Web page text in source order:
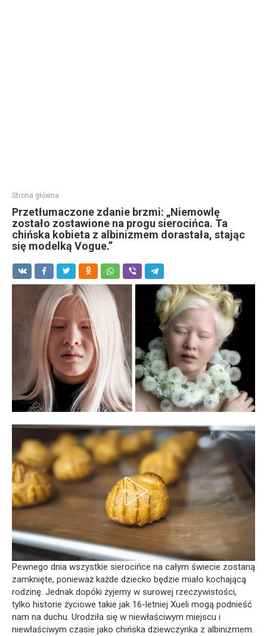
Strona główna
Przetłumaczone zdanie brzmi: „Niemowlę
zostało zostawione na progu sierocińca. Ta
chińska kobieta z albinizmem dorastała, stając
się modelką Vogue.”
Pewnego dnia wszystkie sierocińce na całym świecie zostaną
zamknięte, ponieważ każde dziecko będzie miało kochającą
rodzinę. Jednak dopóki żyjemy w surowej rzeczywistości,
tylko historie życiowe takie jak 16-letniej Xueli mogą podnieść
nam na duchu. Urodziła się w niewłaściwym miejscu i
niewłaściwym czasie jako chińska dziewczynka z albinizmem.